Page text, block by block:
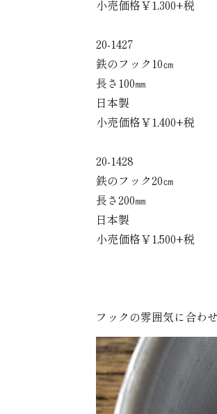
小売価格￥1,300+税
20-1427
鉄のフック10㎝
長さ100㎜
日本製
小売価格￥1,400+税
20-1428
鉄のフック20㎝
長さ200㎜
日本製
小売価格￥1,500+税
フックの雰囲気に合わ